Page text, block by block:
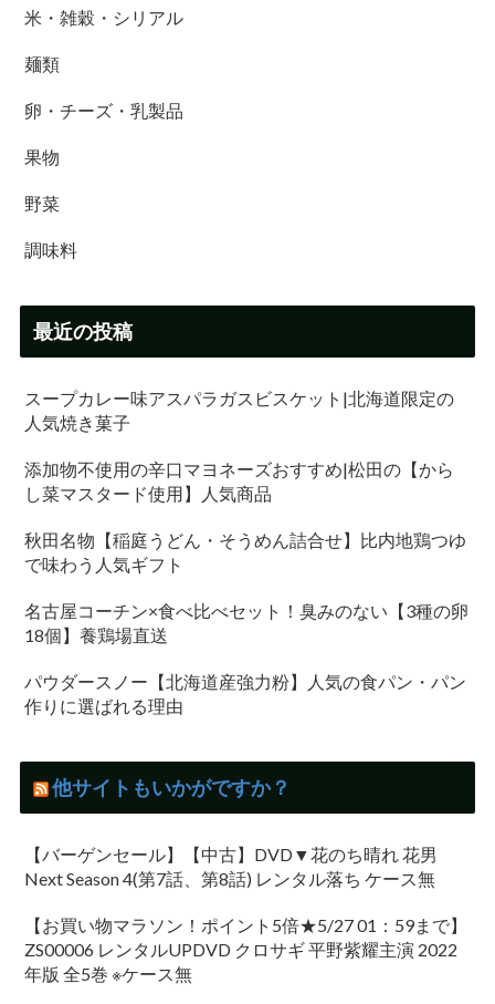
米・雑穀・シリアル
麺類
卵・チーズ・乳製品
果物
野菜
調味料
最近の投稿
スープカレー味アスパラガスビスケット|北海道限定の
人気焼き菓子
添加物不使用の辛口マヨネーズおすすめ|松田の【から
し菜マスタード使用】人気商品
秋田名物【稲庭うどん・そうめん詰合せ】比内地鶏つゆ
で味わう人気ギフト
名古屋コーチン×食べ比べセット！臭みのない【3種の卵
18個】養鶏場直送
パウダースノー【北海道産強力粉】人気の食パン・パン
作りに選ばれる理由
他サイトもいかがですか？
【バーゲンセール】【中古】DVD▼花のち晴れ 花男
Next Season 4(第7話、第8話) レンタル落ち ケース無
【お買い物マラソン！ポイント5倍★5/27 01：59まで】
ZS00006 レンタルUPDVD クロサギ 平野紫耀主演 2022
年版 全5巻 ※ケース無